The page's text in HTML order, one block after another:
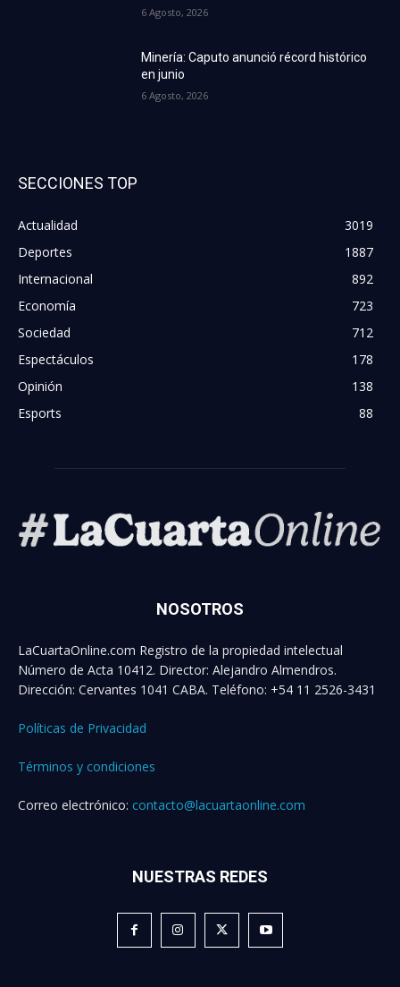
6 Agosto, 2026
Minería: Caputo anunció récord histórico
en junio
6 Agosto, 2026
SECCIONES TOP
Actualidad
3019
Deportes
1887
Internacional
892
Economía
723
Sociedad
712
Espectáculos
178
Opinión
138
Esports
88
NOSOTROS
LaCuartaOnline.com Registro de la propiedad intelectual
Número de Acta 10412. Director: Alejandro Almendros.
Dirección: Cervantes 1041 CABA. Teléfono: +54 11 2526-3431
Políticas de Privacidad
Términos y condiciones
Correo electrónico: contacto@lacuartaonline.com
NUESTRAS REDES